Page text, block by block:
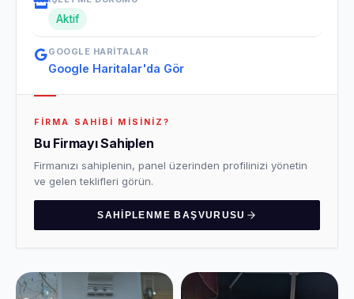
Aktif
GOOGLE HARITALAR
Google Haritalar'da Gör
FIRMA SAHIBI MISINIZ?
Bu Firmayı Sahiplen
Firmanızı sahiplenin, panel üzerinden profilinizi yönetin
ve gelen teklifleri görün.
SAHIPLENME BAŞVURUSU